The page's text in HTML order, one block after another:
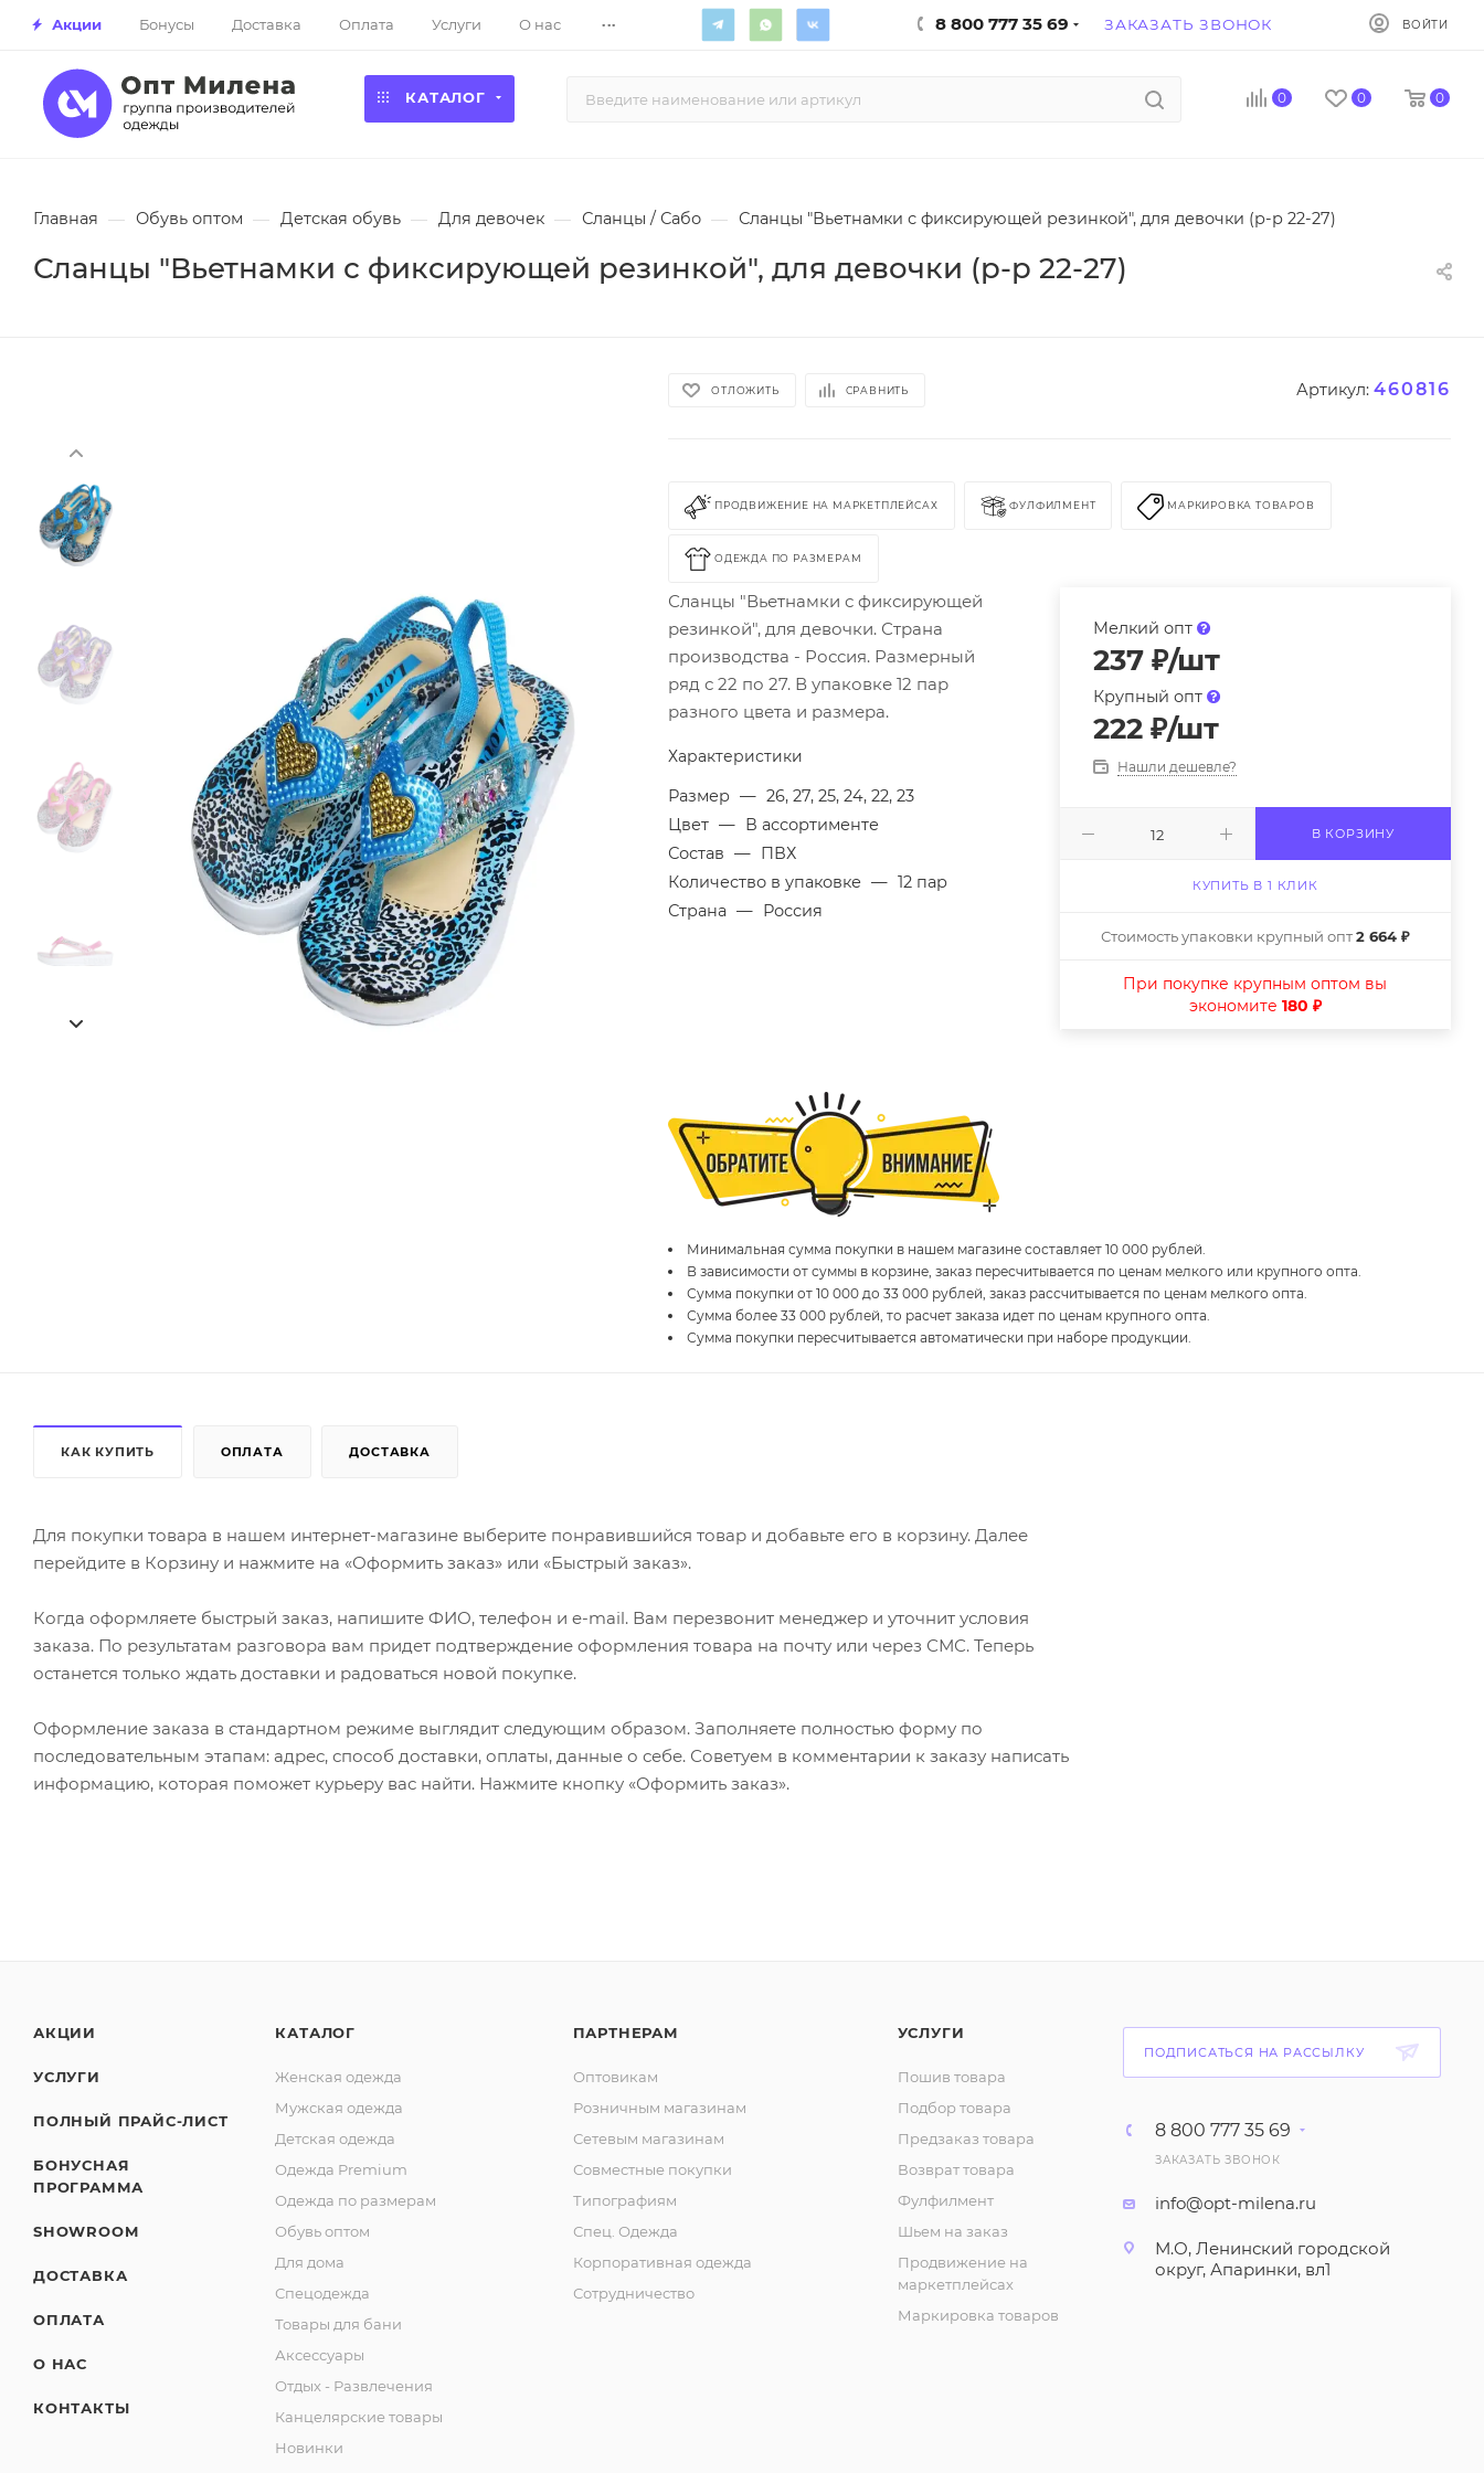
Акции Бонусы Доставка Оплата Услуги О нас ... 8 800 777 35 69 ЗАКАЗАТЬ ЗВОНОК ВОЙТИ
КАТАЛОГ 0 0 0
Главная — Обувь оптом — Детская обувь — Для девочек — Сланцы / Сабо — Сланцы "Вьетнамки с фиксирующей резинкой", для девочки (р-р 22-27)
Сланцы "Вьетнамки с фиксирующей резинкой", для девочки (р-р 22-27)
ОТЛОЖИТЬ СРАВНИТЬ Артикул: 460816
ПРОДВИЖЕНИЕ НА МАРКЕТПЛЕЙСАХ ФУЛФИЛМЕНТ МАРКИРОВКА ТОВАРОВ
ОДЕЖДА ПО РАЗМЕРАМ
Сланцы "Вьетнамки с фиксирующей
резинкой", для девочки. Страна
производства - Россия. Размерный
ряд с 22 по 27. В упаковке 12 пар
разного цвета и размера.
Характеристики
Размер — 26, 27, 25, 24, 22, 23
Цвет — В ассортименте
Состав — ПВХ
Количество в упаковке — 12 пар
Страна — Россия
Мелкий опт
237₽/шт
Крупный опт
222₽/шт
Нашли дешевле?
В КОРЗИНУ
КУПИТЬ В 1 КЛИК
Стоимость упаковки крупный опт2 664 ₽
При покупке крупным оптом вы
экономите 180 ₽
Минимальная сумма покупки в нашем магазине составляет 10 000 рублей.
В зависимости от суммы в корзине, заказ пересчитывается по ценам мелкого или крупного опта.
Сумма покупки от 10 000 до 33 000 рублей, заказ рассчитывается по ценам мелкого опта.
Сумма более 33 000 рублей, то расчет заказа идет по ценам крупного опта.
Сумма покупки пересчитывается автоматически при наборе продукции.
КАК КУПИТЬ ОПЛАТА ДОСТАВКА
Для покупки товара в нашем интернет-магазине выберите понравившийся товар и добавьте его в корзину. Далее
перейдите в Корзину и нажмите на «Оформить заказ» или «Быстрый заказ».
Когда оформляете быстрый заказ, напишите ФИО, телефон и e-mail. Вам перезвонит менеджер и уточнит условия
заказа. По результатам разговора вам придет подтверждение оформления товара на почту или через СМС. Теперь
останется только ждать доставки и радоваться новой покупке.
Оформление заказа в стандартном режиме выглядит следующим образом. Заполняете полностью форму по
последовательным этапам: адрес, способ доставки, оплаты, данные о себе. Советуем в комментарии к заказу написать
информацию, которая поможет курьеру вас найти. Нажмите кнопку «Оформить заказ».
АКЦИИ
УСЛУГИ
ПОЛНЫЙ ПРАЙС-ЛИСТ
БОНУСНАЯ
ПРОГРАММА
SHOWROOM
ДОСТАВКА
ОПЛАТА
О НАС
КОНТАКТЫ
КАТАЛОГ
Женская одежда
Мужская одежда
Детская одежда
Одежда Premium
Одежда по размерам
Обувь оптом
Для дома
Спецодежда
Товары для бани
Аксессуары
Отдых - Развлечения
Канцелярские товары
Новинки
ПАРТНЕРАМ
Оптовикам
Розничным магазинам
Сетевым магазинам
Совместные покупки
Типографиям
Спец. Одежда
Корпоративная одежда
Сотрудничество
УСЛУГИ
Пошив товара
Подбор товара
Предзаказ товара
Возврат товара
Фулфилмент
Шьем на заказ
Продвижение на
маркетплейсах
Маркировка товаров
ПОДПИСАТЬСЯ НА РАССЫЛКУ
8 800 777 35 69
ЗАКАЗАТЬ ЗВОНОК
info@opt-milena.ru
М.О, Ленинский городской
округ, Апаринки, вл1